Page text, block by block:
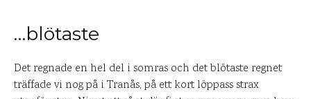
…blötaste
Det regnade en hel del i somras och det blötaste regnet
träffade vi nog på i Tranås, på ett kort löppass strax